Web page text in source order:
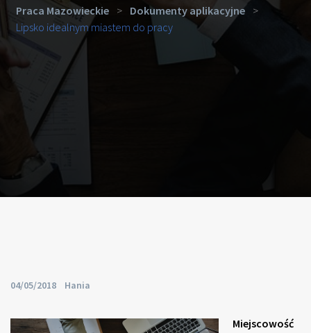
Praca Mazowieckie > Dokumenty aplikacyjne >
Lipsko idealnym miastem do pracy
04/05/2018 By
Hania
Miejscowość